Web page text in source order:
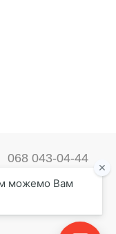
068 043-04-44